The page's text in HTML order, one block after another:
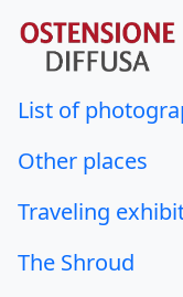
List of
Other places
Traveling
The Shroud